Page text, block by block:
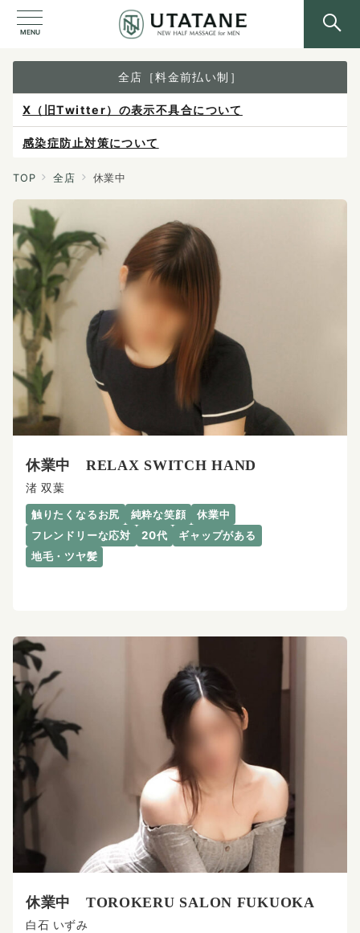
MENU
全店［料金前払い制］
X（旧Twitter）の表示不具合について
感染症防止対策について
ご予約は各店へ直接お問い合わせください。
料金は当日施術前にお支払いください。
TOP 全店 休業中
休業中 RELAX SWITCH HAND
渚 双葉
触りたくなるお尻 純粋な笑顔
休業中
フレンドリーな応対
20代
ギャップがある
地毛・ツヤ髪
休業中 TOROKERU SALON FUKUOKA
白石 いずみ